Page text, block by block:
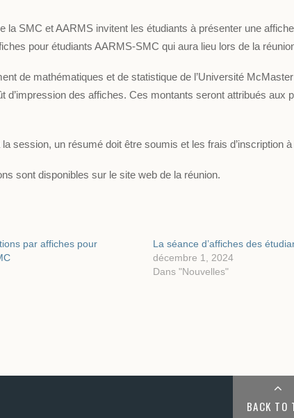
la SMC et AARMS invitent les étudiants à présenter une
pour étudiants AARMS-SMC qui aura lieu lors de la
de mathématiques et de statistique de l’Université
d’impression des affiches. Ces montants seront attribués
session, un résumé doit être soumis et les frais d’inscription
sont disponibles sur le site web de la réunion.
par affiches pour
La séance d’affiches des
décembre 1, 2024
Dans "Nouvelles"
BACK TO